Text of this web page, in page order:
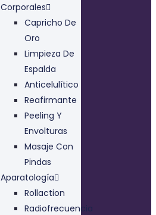
Corporales
Capricho De
Oro
Limpieza De
Espalda
Anticelulítico
Reafirmante
Peeling Y
Envolturas
Masaje Con
Pindas
Aparatología
Rollaction
Radiofrecuencia